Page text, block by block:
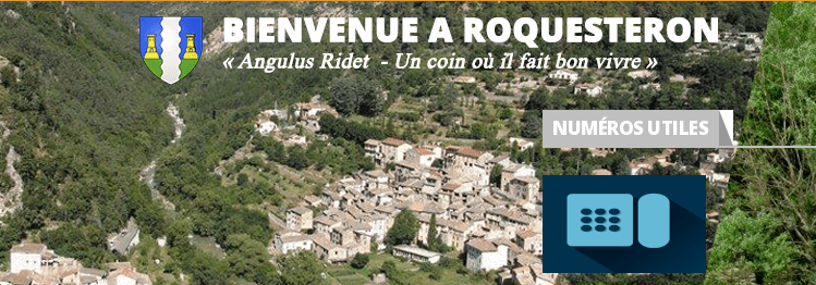
NUMÉROS UTILES